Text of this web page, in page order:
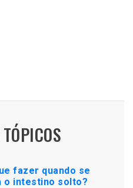
fazer quando se
o intestino solto?